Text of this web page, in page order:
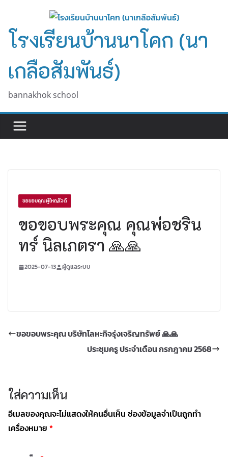
content
โรงเรียนบ้านนาโคก (นา
เกลือสัมพันธ์)
bannakhok school
ขอขอบคุณผู้ใหญ่ใจดี
ขอขอบพระคุณ คุณพ่อชริน
ทร์ นิลเภตรา 🙏🙏
2025-07-13 ผู้ดูแลระบบ
ขอขอบพระคุณ บริษัทโลหะกิจรุ่งเจริญทรัพย์ 🙏🙏
ประชุมครู ประจำเดือน กรกฎาคม 2568
ใส่ความเห็น
อีเมลของคุณจะไม่แสดงให้คนอื่นเห็น ช่องข้อมูลจำเป็นถูกทำ
เครื่องหมาย *